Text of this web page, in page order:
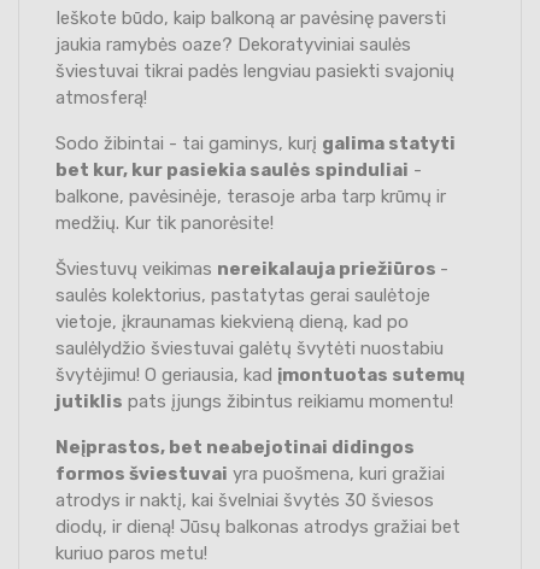
Ieškote būdo, kaip balkoną ar pavėsinę paversti
jaukia ramybės oaze? Dekoratyviniai saulės
šviestuvai tikrai padės lengviau pasiekti svajonių
atmosferą!
Sodo žibintai - tai gaminys, kurį galima statyti
bet kur, kur pasiekia saulės spinduliai -
balkone, pavėsinėje, terasoje arba tarp krūmų ir
medžių. Kur tik panorėsite!
Šviestuvų veikimas nereikalauja priežiūros -
saulės kolektorius, pastatytas gerai saulėtoje
vietoje, įkraunamas kiekvieną dieną, kad po
saulėlydžio šviestuvai galėtų švytėti nuostabiu
švytėjimu! O geriausia, kad įmontuotas sutemų
jutiklis pats įjungs žibintus reikiamu momentu!
Neįprastos, bet neabejotinai didingos
formos šviestuvai yra puošmena, kuri gražiai
atrodys ir naktį, kai švelniai švytės 30 šviesos
diodų, ir dieną! Jūsų balkonas atrodys gražiai bet
kuriuo paros metu!